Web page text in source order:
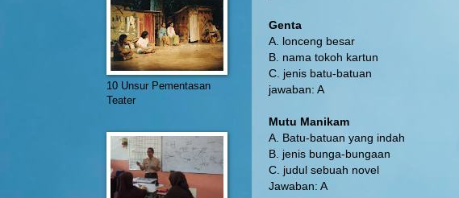
Genta
A. lonceng besar
B. nama tokoh kartun
C. jenis batu-batuan
jawaban: A
Mutu Manikam
A. Batu-batuan yang indah
B. jenis bunga-bungaan
C. judul sebuah novel
Jawaban: A
10 Unsur Pementasan
Teater